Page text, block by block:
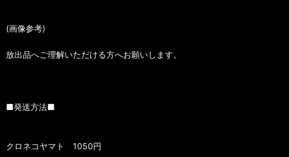
(画像参考)
放出品へご理解いただける方へお願いします。
■発送方法■
クロネコヤマト 1050円